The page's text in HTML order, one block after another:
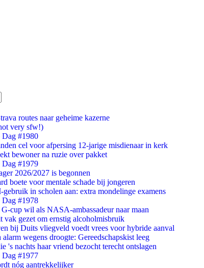
routes naar geheime kazerne
very sfw!)
Dag #1980
cel voor afpersing 12-jarige misdienaar in kerk
bewoner na ruzie over pakket
Dag #1979
2026/2027 is begonnen
boete voor mentale schade bij jongeren
in scholen aan: extra mondelinge examens
Dag #1978
cup wil als NASA-ambassadeur naar maan
vak gezet om ernstig alcoholmisbruik
bij Duits vliegveld voedt vrees voor hybride aanval
alarm wegens droogte: Gereedschapskist leeg
's nachts haar vriend bezocht terecht ontslagen
Dag #1977
nóg aantrekkelijker